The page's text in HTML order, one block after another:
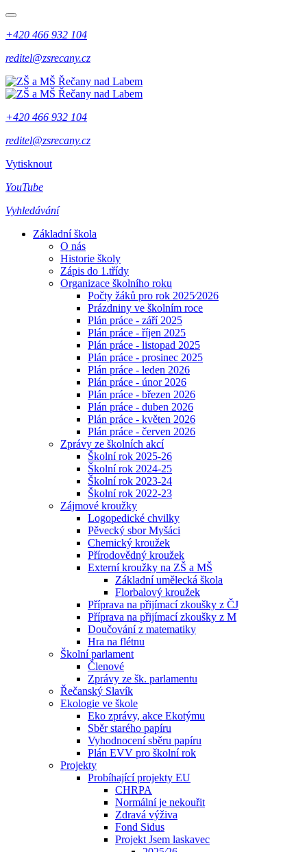
+420 466 932 104
reditel@zsrecany.cz
+420 466 932 104
reditel@zsrecany.cz
Vytisknout
YouTube
Vyhledávání
Základní škola
O nás
Historie školy
Zápis do 1.třídy
Organizace školního roku
Počty žáků pro rok 2025⁄2026
Prázdniny ve školním roce
Plán práce - září 2025
Plán práce - říjen 2025
Plán práce - listopad 2025
Plán práce - prosinec 2025
Plán práce - leden 2026
Plán práce - únor 2026
Plán práce - březen 2026
Plán práce - duben 2026
Plán práce - květen 2026
Plán práce - červen 2026
Zprávy ze školních akcí
Školní rok 2025-26
Školní rok 2024-25
Školní rok 2023-24
Školní rok 2022-23
Zájmové kroužky
Logopedické chvilky
Pěvecký sbor Myšáci
Chemický kroužek
Přírodovědný kroužek
Externí kroužky na ZŠ a MŠ
Základní umělecká škola
Florbalový kroužek
Příprava na přijímací zkoušky z ČJ
Příprava na přijímací zkoušky z M
Doučování z matematiky
Hra na flétnu
Školní parlament
Členové
Zprávy ze šk. parlamentu
Řečanský Slavík
Ekologie ve škole
Eko zprávy, akce Ekotýmu
Sběr starého papíru
Vyhodnocení sběru papíru
Plán EVV pro školní rok
Projekty
Probíhající projekty EU
CHRPA
Normální je nekouřit
Zdravá výživa
Fond Sidus
Projekt Jsem laskavec